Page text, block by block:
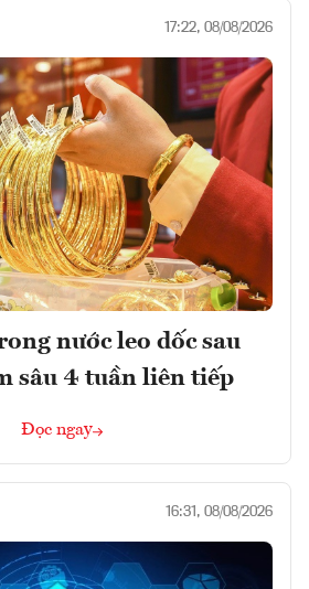
17:22, 08/08/2026
nước leo dốc sau
sâu 4 tuần liên tiếp
Đọc ngay
16:31, 08/08/2026